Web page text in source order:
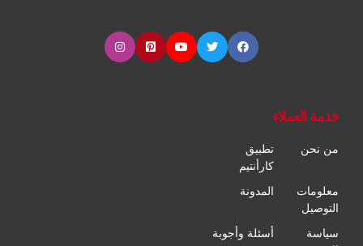
خدمة العملاء
من نحن
تطبيق
كارأنتيم
معلومات
التوصيل
المدونة
سياسة
أسئلة وأجوبة